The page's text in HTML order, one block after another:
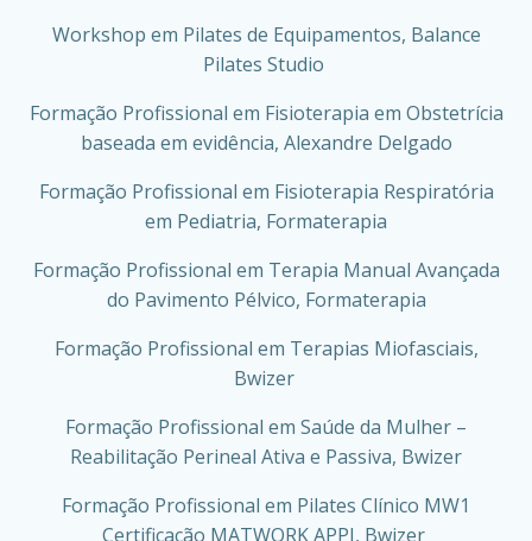
Workshop em Pilates de Equipamentos, Balance
Pilates Studio
Formação Profissional em Fisioterapia em Obstetrícia
baseada em evidência, Alexandre Delgado
Formação Profissional em Fisioterapia Respiratória
em Pediatria, Formaterapia
Formação Profissional em Terapia Manual Avançada
do Pavimento Pélvico, Formaterapia
Formação Profissional em Terapias Miofasciais,
Bwizer
Formação Profissional em Saúde da Mulher –
Reabilitação Perineal Ativa e Passiva, Bwizer
Formação Profissional em Pilates Clínico MW1
Certificação MATWORK APPI, Bwizer